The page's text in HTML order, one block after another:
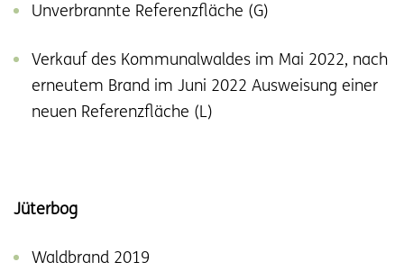
Unverbrannte Referenzfläche (G)
Verkauf des Kommunalwaldes im Mai 2022, nach
erneutem Brand im Juni 2022 Ausweisung einer
neuen Referenzfläche (L)
Jüterbog
Waldbrand 2019